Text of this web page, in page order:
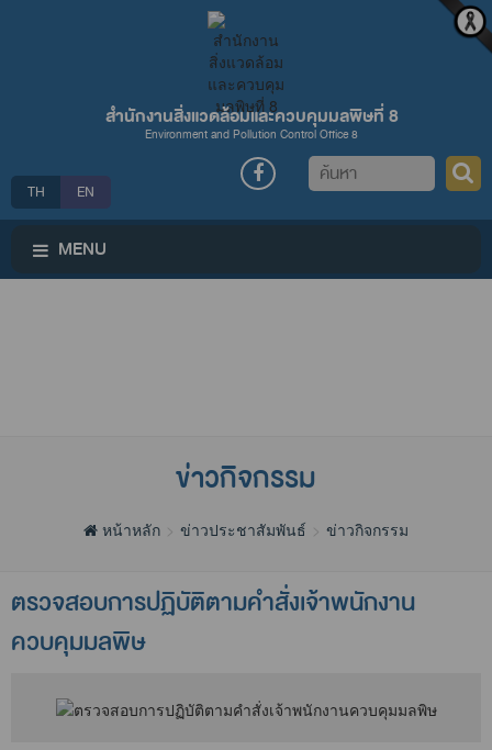
สำนักงานสิ่งแวดล้อมและควบคุมมลพิษที่ 8
Environment and Pollution Control Office 8
TH EN
ค้นหา
MENU
ข่าวกิจกรรม
หน้าหลัก ข่าวประชาสัมพันธ์ ข่าวกิจกรรม
ตรวจสอบการปฏิบัติตามคำสั่งเจ้าพนักงาน
ควบคุมมลพิษ